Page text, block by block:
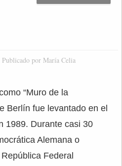
Publicado por María Celia
“Muro de la
Berlín fue levantado en el
1989. Durante casi 30
Alemana o
Federal